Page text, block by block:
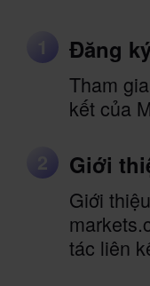
Đăng
Tham
kết của
Giới
Giới
tác liên